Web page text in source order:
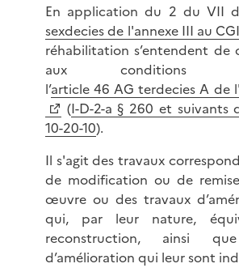
En application du 2 du VII
sexdecies de l'annexe III au CGI
réhabilitation s’entendent de
aux conditions
l’article 46 AG terdecies A de
(I-D-2-a § 260 et suivants
10-20-10).
Il s'agit des travaux
de modification ou de
œuvre ou des travaux
qui, par leur nature,
reconstruction, ainsi
d’amélioration qui leur sont